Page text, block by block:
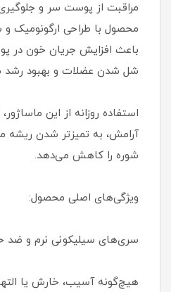
مراقبت از پوست سر و
محصول با طراحی ارگونومیک
باعث افزایش جریان خون در
شل شدن عضلات و بهبود رشد
استفاده روزانه از این
آرامش، به تمیزتر شدن ریشه
شوره را کاهش می‌دهد.
ویژگی‌های اصلی محصول:
سری‌های سیلیکونی نرم و
هیچ‌گونه آسیب، خارش یا